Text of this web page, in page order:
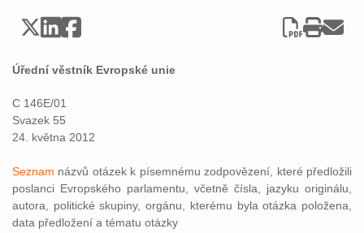
Úřední věstník Evropské unie
C 146E/01
Svazek 55
24. května 2012
Seznam názvů otázek k písemnému zodpovězení, které předložili
poslanci Evropského parlamentu, včetně čísla, jazyku originálu,
autora, politické skupiny, orgánu, kterému byla otázka položena,
data předložení a tématu otázky